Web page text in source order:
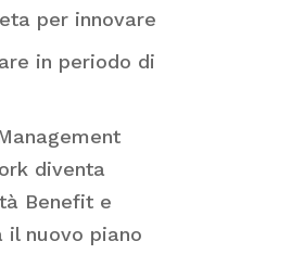
per innovare
in periodo di
diventa
Benefit e
il nuovo piano